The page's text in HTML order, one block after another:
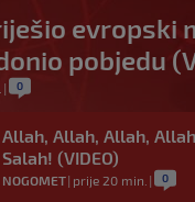
evropski
pobjedu
| 0
Allah, Allah, Allah,
Salah! (VIDEO)
NOGOMET| prije 20 min. | 0